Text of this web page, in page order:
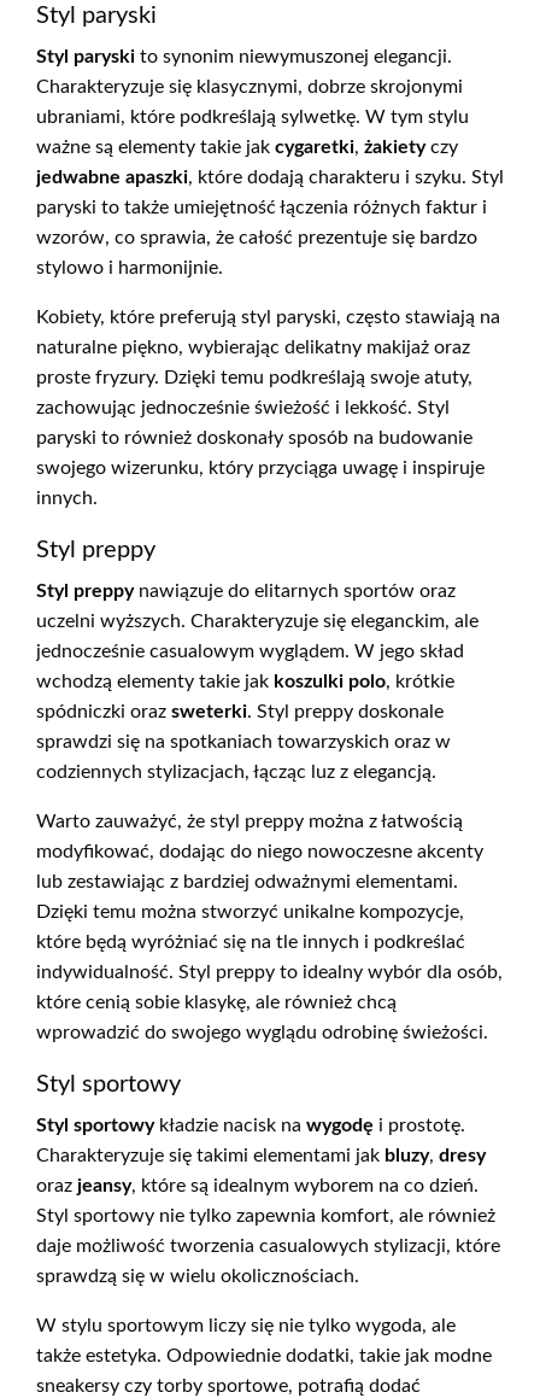
Styl paryski
Styl paryski to synonim niewymuszonej elegancji.
Charakteryzuje się klasycznymi, dobrze skrojonymi
ubraniami, które podkreślają sylwetkę. W tym stylu
ważne są elementy takie jak cygaretki, żakietyczy
jedwabne apaszki, które dodają charakteru i szyku. Styl
paryski to także umiejętność łączenia różnych faktur i
wzorów, co sprawia, że całość prezentuje się bardzo
stylowo i harmonijnie.
Kobiety, które preferują styl paryski, często stawiają na
naturalne piękno, wybierając delikatny makijaż oraz
proste fryzury. Dzięki temu podkreślają swoje atuty,
zachowując jednocześnie świeżość i lekkość. Styl
paryski to również doskonały sposób na budowanie
swojego wizerunku, który przyciąga uwagę i inspiruje
innych.
Styl preppy
Styl preppynawiązuje do elitarnych sportów oraz
uczelni wyższych. Charakteryzuje się eleganckim, ale
jednocześnie casualowym wyglądem. W jego skład
wchodzą elementy takie jak koszulki polo, krótkie
spódniczki oraz sweterki. Styl preppy doskonale
sprawdzi się na spotkaniach towarzyskich oraz w
codziennych stylizacjach, łącząc luz z elegancją.
Warto zauważyć, że styl preppy można z łatwością
modyfikować, dodając do niego nowoczesne akcenty
lub zestawiając z bardziej odważnymi elementami.
Dzięki temu można stworzyć unikalne kompozycje,
które będą wyróżniać się na tle innych i podkreślać
indywidualność. Styl preppy to idealny wybór dla osób,
które cenią sobie klasykę, ale również chcą
wprowadzić do swojego wyglądu odrobinę świeżości.
Styl sportowy
Styl sportowykładzie nacisk na wygodę i prostotę.
Charakteryzuje się takimi elementami jak bluzy, dresy
oraz jeansy, które są idealnym wyborem na co dzień.
Styl sportowy nie tylko zapewnia komfort, ale również
daje możliwość tworzenia casualowych stylizacji, które
sprawdzą się w wielu okolicznościach.
W stylu sportowym liczy się nie tylko wygoda, ale
także estetyka. Odpowiednie dodatki, takie jak modne
sneakersy czy torby sportowe, potrafią dodać